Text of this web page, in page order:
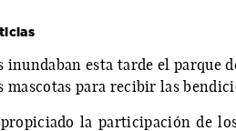
inundaban esta tarde el parque
mascotas para recibir las
la participación de